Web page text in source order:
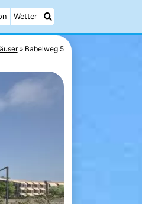
Wetter
Babelweg 5